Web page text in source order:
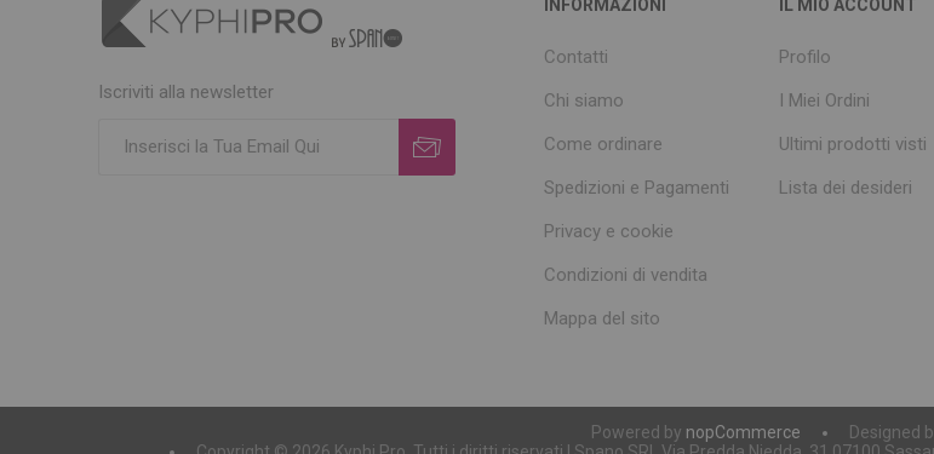
Iscriviti alla newsletter
INFORMAZIONI
Contatti
Chi siamo
Come ordinare
Spedizioni e Pagamenti
Privacy e cookie
Condizioni di vendita
Mappa del sito
IL MIO ACCOUNT
Profilo
I Miei Ordini
Ultimi prodotti visti
Lista dei desideri
Powered by nopCommerce Designed